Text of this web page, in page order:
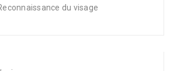
du visage